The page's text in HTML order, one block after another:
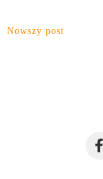
Nowszy post